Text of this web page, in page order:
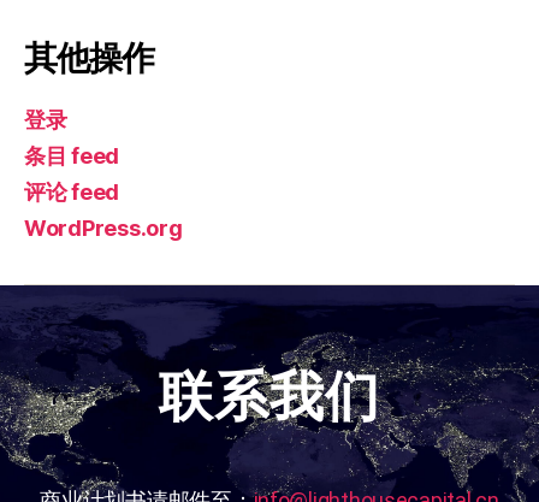
其他操作
登录
条目 feed
评论 feed
WordPress.org
联系我们